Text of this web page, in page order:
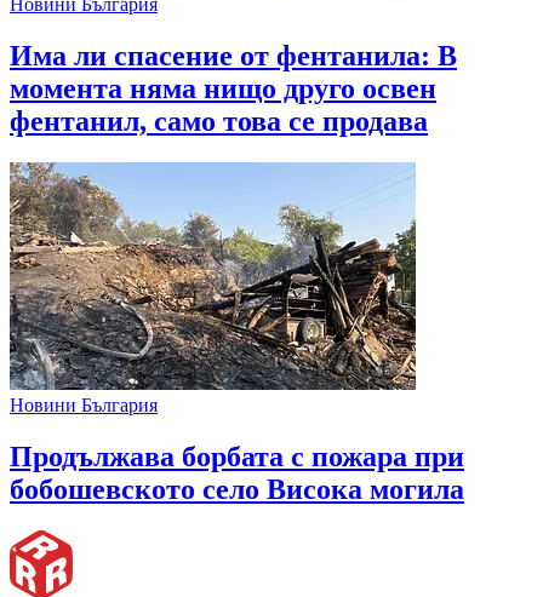
Новини България
Има ли спасение от фентанила: В
момента няма нищо друго освен
фентанил, само това се продава
Новини България
Продължава борбата с пожара при
бобошевското село Висока могила